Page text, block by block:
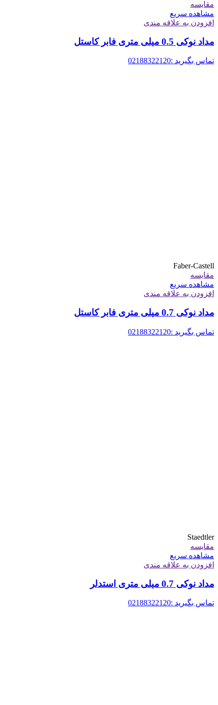
مقایسه
مشاهده سریع
افزودن به علاقه مندی
مداد نوکی 0.5 میلی متری فابر کاستل
تماس بگیرید :02188322120
Faber-Castell
مقایسه
مشاهده سریع
افزودن به علاقه مندی
مداد نوکی 0.7 میلی متری فابر کاستل
تماس بگیرید :02188322120
Staedtler
مقایسه
مشاهده سریع
افزودن به علاقه مندی
مداد نوکی 0.7 میلی متری استدلر
تماس بگیرید :02188322120